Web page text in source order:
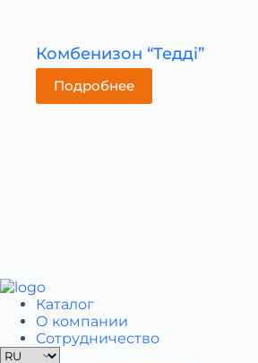
Комбенизон “Тедді”
Подробнее
Каталог
О компании
Сотрудничество